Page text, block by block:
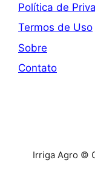
Política de
Termos de Uso
Sobre
Contato
Irriga Agro ©